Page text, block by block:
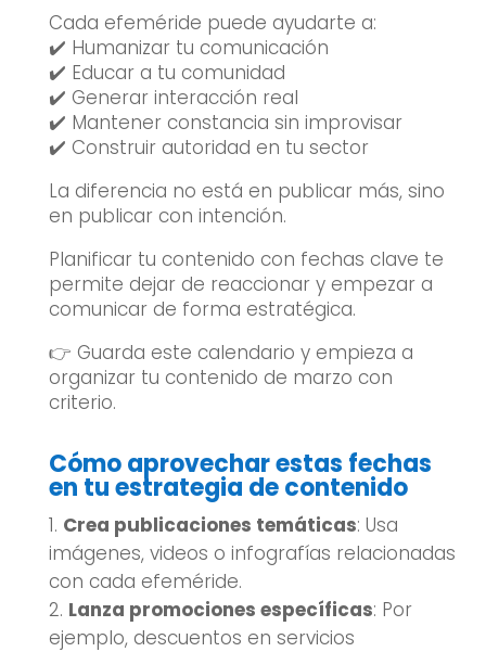
Cada efeméride puede ayudarte a:
✔️ Humanizar tu comunicación
✔️ Educar a tu comunidad
✔️ Generar interacción real
✔️ Mantener constancia sin improvisar
✔️ Construir autoridad en tu sector
La diferencia no está en publicar más, sino
en publicar con intención.
Planificar tu contenido con fechas clave te
permite dejar de reaccionar y empezar a
comunicar de forma estratégica.
👉 Guarda este calendario y empieza a
organizar tu contenido de marzo con
criterio.
Cómo aprovechar estas fechas
en tu estrategia de contenido
Crea publicaciones temáticas: Usa
imágenes, videos o infografías relacionadas
con cada efeméride.
Lanza promociones específicas: Por
ejemplo, descuentos en servicios